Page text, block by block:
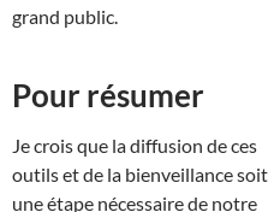
grand public.
Pour résumer
Je crois que la diffusion de ces
outils et de la bienveillance soit
une étape nécessaire de notre